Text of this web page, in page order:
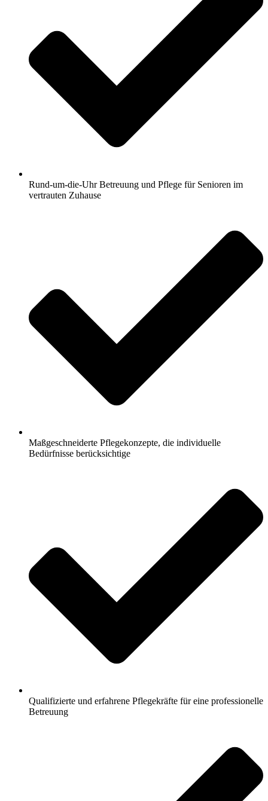
Rund-um-die-Uhr Betreuung und Pflege für Senioren im
vertrauten Zuhause
Maßgeschneiderte Pflegekonzepte, die individuelle
Bedürfnisse berücksichtige
Qualifizierte und erfahrene Pflegekräfte für eine professionelle
Betreuung